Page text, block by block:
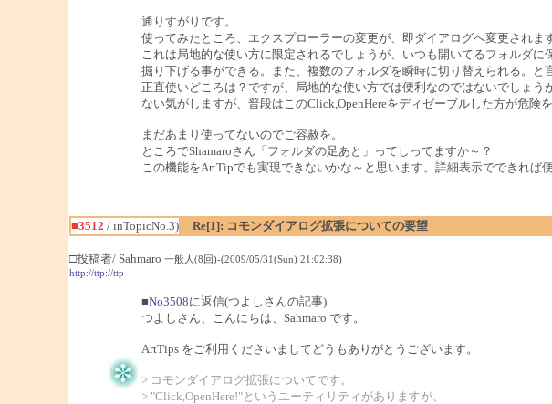
通りすがりです。
使ってみたところ、エクスプローラーの変更が、即ダイアログへ変更されま
これは局地的な使い方に限定されるでしょうが、いつも開いてるフォルダ
掘り下げる事ができる。また、複数のフォルダを瞬時に切り替えられる。と
正直使いどころは？ですが、局地的な使い方では便利なのではないでしょ
ない気がしますが、普段はこのClick,OpenHereをディゼーブルした方が危
まだあまり使ってないのでご容赦を。
ところでShamaroさん「フォルダの足あと」ってしってますか～？
この機能をArtTipでも実現できないかな～と思います。詳細表示でできれば
■3512 / inTopicNo.3)
Re[1]: コモンダイアログ拡張についての要望
□投稿者/ Sahmaro 一般人(8回)-(2009/05/31(Sun) 21:02:38)
http://ttp://ttp
■No3508に返信(つよしさんの記事)
つよしさん、こんにちは、Sahmaro です。
ArtTips をご利用くださいましてどうもありがとうございます。
> コモンダイアログ拡張についてです。
> "Click,OpenHere!"というユーティリティがありますが、